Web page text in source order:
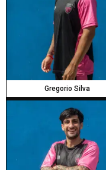
Gregorio Silva